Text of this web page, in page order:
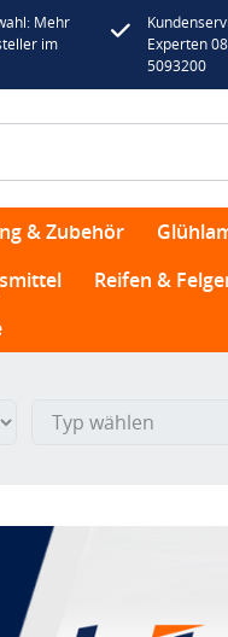
Mehr
im
Experten
5093200
& Zubehör
Reifen &